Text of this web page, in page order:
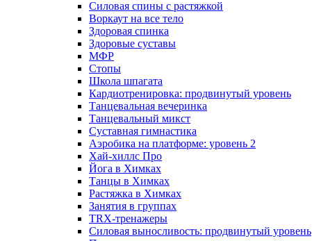
Силовая спины с растяжкой
Воркаут на все тело
Здоровая спинка
Здоровые суставы
МФР
Стопы
Школа шпагата
Кардиотренировка: продвинутый уровень
Танцевальная вечеринка
Танцевальный микст
Суставная гимнастика
Аэробика на платформе: уровень 2
Хай-хиллс Про
Йога в Химках
Танцы в Химках
Растяжка в Химках
Занятия в группах
TRX-тренажеры
Силовая выносливость: продвинутый уровень